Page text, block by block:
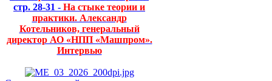
стр. 28-31 - На стыке теории и
практики. Александр
Котельников, генеральный
директор АО «НПП «Машпром».
Интервью